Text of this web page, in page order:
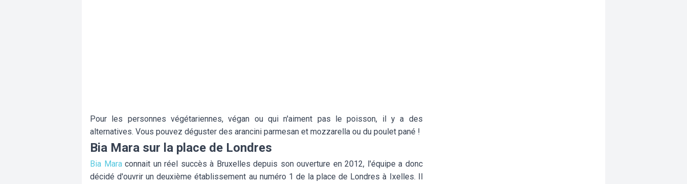
Pour les personnes végétariennes, végan ou qui n'aiment pas le poisson, il y a des
alternatives. Vous pouvez déguster des arancini parmesan et mozzarella ou du poulet pané !
Bia Mara sur la place de Londres
Bia Maraconnait un réel succès à Bruxelles depuis son ouverture en 2012, l'équipe a donc
décidé d'ouvrir un deuxième établissement au numéro 1 de la place de Londres à Ixelles. Il